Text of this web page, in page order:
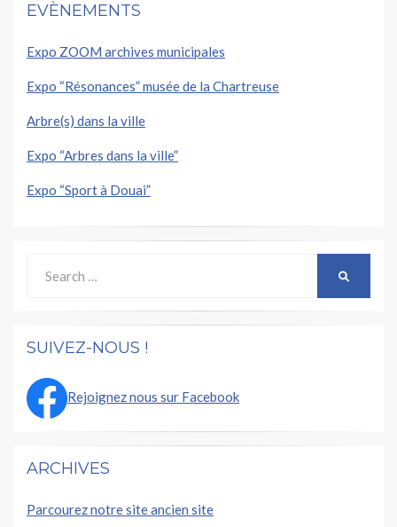
EVÈNEMENTS
Expo ZOOM archives municipales
Expo “Résonances” musée de la Chartreuse
Arbre(s) dans la ville
Expo “Arbres dans la ville”
Expo “Sport à Douai”
for:
SUIVEZ-NOUS !
Rejoignez nous sur Facebook
ARCHIVES
Parcourez notre site ancien site